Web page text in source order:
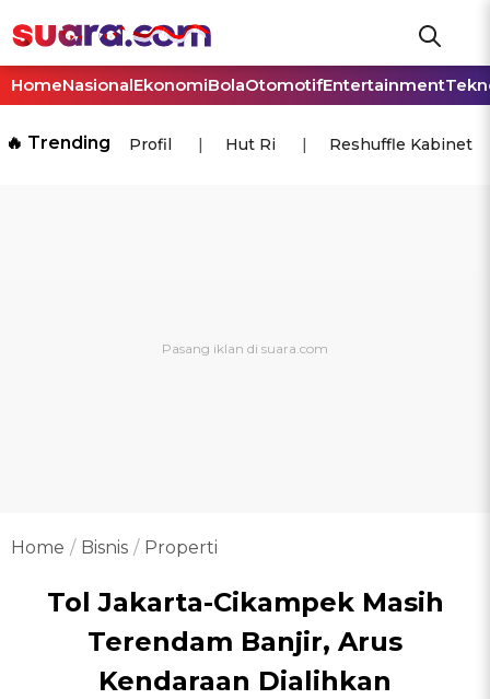
HomeNasionalEkonomiBolaOtomotifEntertainment
🔥 Trending Profil Hut Ri Reshuffle Kabinet
Home Bisnis Properti
Tol Jakarta-Cikampek Masih
Terendam Banjir, Arus
Kendaraan Dialihkan